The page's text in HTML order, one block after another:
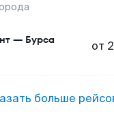
— Бурса от
больше